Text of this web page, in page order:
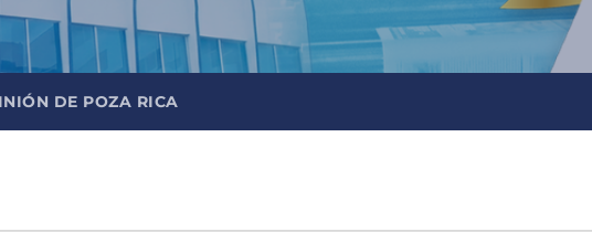
DE POZA RICA